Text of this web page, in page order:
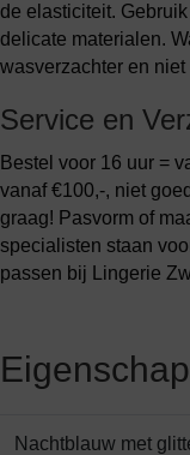
de elasticiteit.
delicate materialen.
wasverzachter en niet
Service en
Bestel voor 16 uur =
vanaf €100,-, niet
graag! Pasvorm of
specialisten staan
passen bij Lingerie
Nachtblauw met